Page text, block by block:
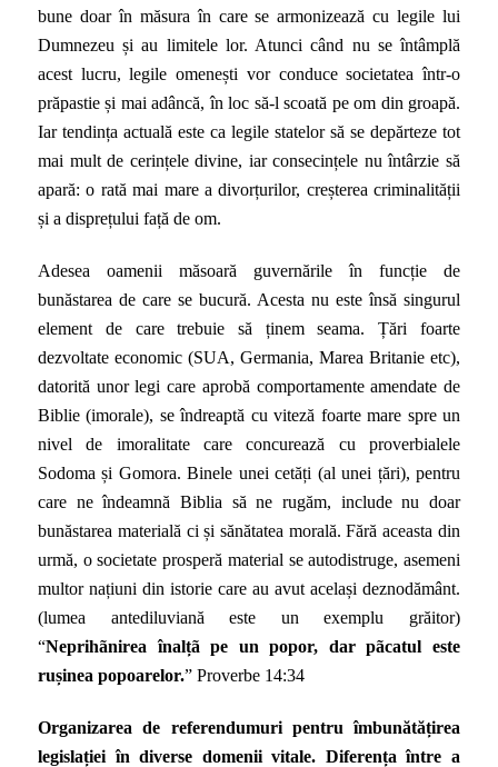
bune doar în măsura în care se armonizează cu legile lui
Dumnezeu și au limitele lor. Atunci când nu se întâmplă
acest lucru, legile omenești vor conduce societatea într-o
prăpastie și mai adâncă, în loc să-l scoată pe om din groapă.
Iar tendința actuală este ca legile statelor să se depărteze tot
mai mult de cerințele divine, iar consecințele nu întârzie să
apară: o rată mai mare a divorțurilor, creșterea criminalității
și a disprețului față de om.
Adesea oamenii măsoară guvernările în funcție de
bunăstarea de care se bucură. Acesta nu este însă singurul
element de care trebuie să ținem seama. Țări foarte
dezvoltate economic (SUA, Germania, Marea Britanie etc),
datorită unor legi care aprobă comportamente amendate de
Biblie(imorale), se îndreaptă cu viteză foarte mare spre un
nivel de imoralitate care concurează cu proverbialele
Sodoma și Gomora. Binele unei cetăți (al unei țări), pentru
care ne îndeamnă Biblia să ne rugăm, include nu doar
bunăstarea materială ci și sănătatea morală. Fără aceasta din
urmă, o societate prosperă material se autodistruge, asemeni
multor națiuni din istorie care au avut același deznodământ.
(lumea antediluviană este un exemplu grăitor)
“Neprihãnirea înalțã pe un popor, dar pãcatul este
rușinea popoarelor.”Proverbe 14:34
Organizarea de referendumuri pentru îmbunătățirea
legislației în diverse domenii vitale. Diferența între a